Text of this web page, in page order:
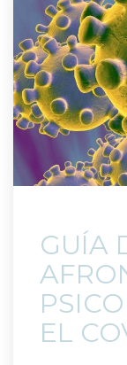
GUÍA
EL